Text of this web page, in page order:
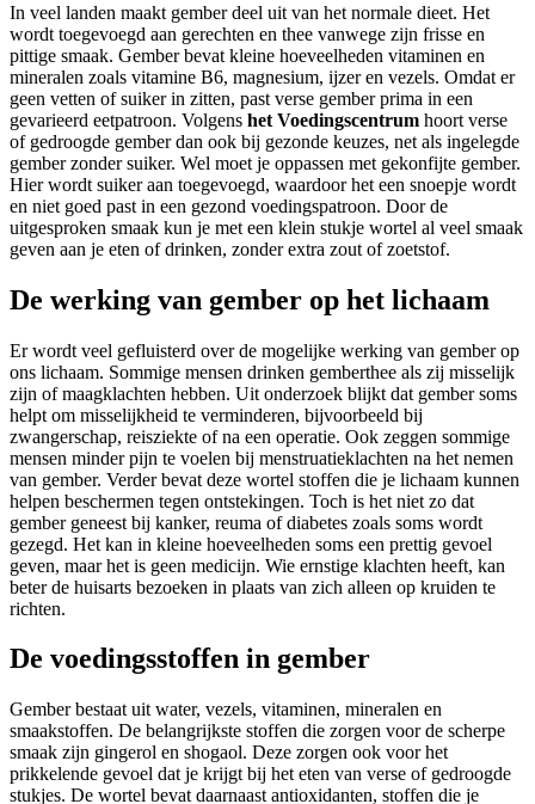
In veel landen maakt gember deel uit van het normale dieet. Het
wordt toegevoegd aan gerechten en thee vanwege zijn frisse en
pittige smaak. Gember bevat kleine hoeveelheden vitaminen en
mineralen zoals vitamine B6, magnesium, ijzer en vezels. Omdat er
geen vetten of suiker in zitten, past verse gember prima in een
gevarieerd eetpatroon. Volgens het Voedingscentrum hoort verse
of gedroogde gember dan ook bij gezonde keuzes, net als ingelegde
gember zonder suiker. Wel moet je oppassen met gekonfijte gember.
Hier wordt suiker aan toegevoegd, waardoor het een snoepje wordt
en niet goed past in een gezond voedingspatroon. Door de
uitgesproken smaak kun je met een klein stukje wortel al veel smaak
geven aan je eten of drinken, zonder extra zout of zoetstof.
De werking van gember op het lichaam
Er wordt veel gefluisterd over de mogelijke werking van gember op
ons lichaam. Sommige mensen drinken gemberthee als zij misselijk
zijn of maagklachten hebben. Uit onderzoek blijkt dat gember soms
helpt om misselijkheid te verminderen, bijvoorbeeld bij
zwangerschap, reisziekte of na een operatie. Ook zeggen sommige
mensen minder pijn te voelen bij menstruatieklachten na het nemen
van gember. Verder bevat deze wortel stoffen die je lichaam kunnen
helpen beschermen tegen ontstekingen. Toch is het niet zo dat
gember geneest bij kanker, reuma of diabetes zoals soms wordt
gezegd. Het kan in kleine hoeveelheden soms een prettig gevoel
geven, maar het is geen medicijn. Wie ernstige klachten heeft, kan
beter de huisarts bezoeken in plaats van zich alleen op kruiden te
richten.
De voedingsstoffen in gember
Gember bestaat uit water, vezels, vitaminen, mineralen en
smaakstoffen. De belangrijkste stoffen die zorgen voor de scherpe
smaak zijn gingerol en shogaol. Deze zorgen ook voor het
prikkelende gevoel dat je krijgt bij het eten van verse of gedroogde
stukjes. De wortel bevat daarnaast antioxidanten, stoffen die je